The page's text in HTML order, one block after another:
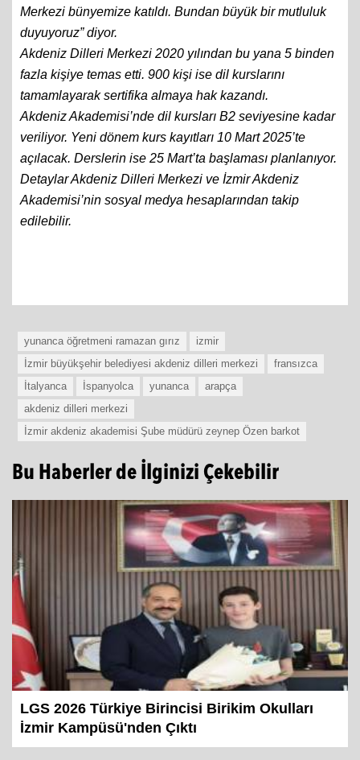
Merkezi bünyemize katıldı. Bundan büyük bir mutluluk
duyuyoruz” diyor.
Akdeniz Dilleri Merkezi 2020 yılından bu yana 5 binden
fazla kişiye temas etti. 900 kişi ise dil kurslarını
tamamlayarak sertifika almaya hak kazandı.
Akdeniz Akademisi’nde dil kursları B2 seviyesine kadar
veriliyor. Yeni dönem kurs kayıtları 10 Mart 2025’te
açılacak. Derslerin ise 25 Mart’ta başlaması planlanıyor.
Detaylar Akdeniz Dilleri Merkezi ve İzmir Akdeniz
Akademisi’nin sosyal medya hesaplarından takip
edilebilir.
yunanca öğretmeni ramazan gırız
izmir
İzmir büyükşehir belediyesi akdeniz dilleri merkezi
fransızca
İtalyanca
İspanyolca yunanca
arapça
akdeniz dilleri merkezi
İzmir akdeniz akademisi Şube müdürü zeynep Özen barkot
Bu Haberler de İlginizi Çekebilir
LGS 2026 Türkiye Birincisi Birikim Okulları
İzmir Kampüsü'nden Çıktı